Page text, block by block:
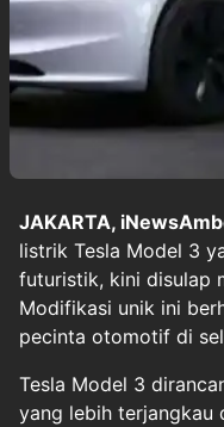
JAKARTA,
listrik Tesla Model 3
futuristik, kini disulap
Modifikasi unik ini
pecinta otomotif di
Tesla Model 3
yang lebih terjangkau